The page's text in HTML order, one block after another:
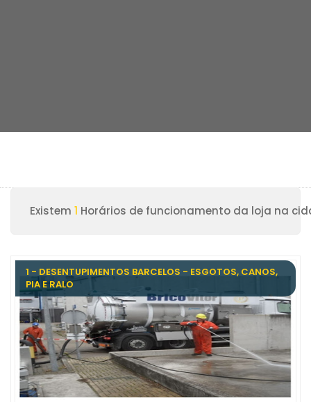
Existem 1 Horários de funcionamento da loja na
1 - DESENTUPIMENTOS BARCELOS - ESGOTOS, CANOS,
PIA E RALO